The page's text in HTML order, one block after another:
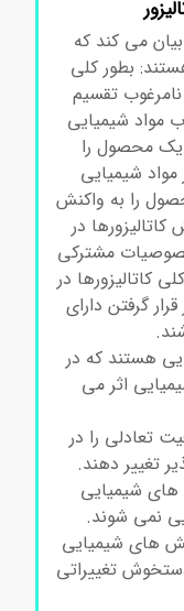
می کند که
بطور کلی
تقسیم
شیمیایی
محصول را
شیمیایی
را به واکنش
در
مشترکی
در
گرفتن دارای
هستند که در
اثر می
تعادلی را در
دهند.
شیمیایی
شوند.
های شیمیایی
تغییراتی